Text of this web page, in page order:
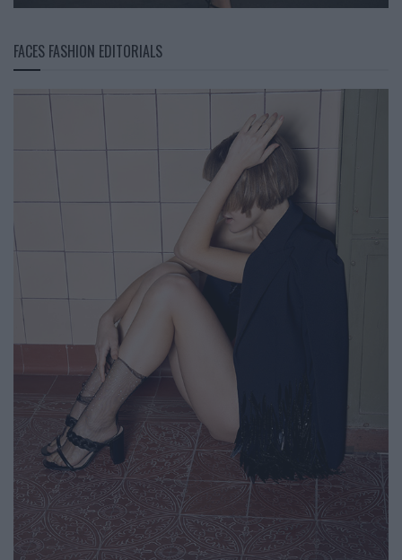
FACES FASHION EDITORIALS